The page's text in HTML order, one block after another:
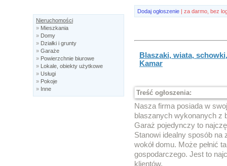
Nieruchomości
» Mieszkania
» Domy
» Działki i grunty
» Garaże
» Powierzchnie biurowe
» Lokale, obiekty użytkowe
» Usługi
» Pokoje
» Inne
Dodaj ogłoszenie | za darmo, bez
Blaszaki, wiata,
Kamar
Treść ogłoszenia:
Nasza firma posiada w
blaszanych wykonanych z
Garaż pojedynczy to
Stanowi idealny sposób na
wokół domu. Może pełnić
gospodarczego. Jest to
klientów.